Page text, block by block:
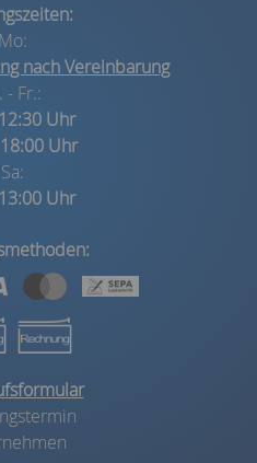
Mo:
nach Vereinbarung
- Fr.:
Uhr
Uhr
Sa:
Uhr